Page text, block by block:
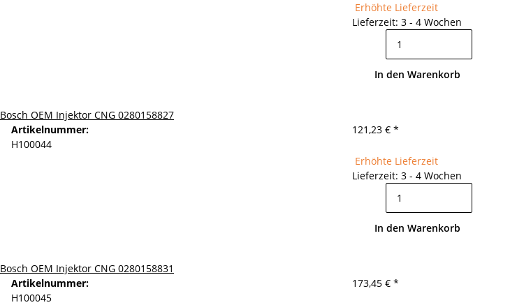
Erhöhte Lieferzeit
Lieferzeit: 3 - 4 Wochen
In den Warenkorb
Bosch OEM Injektor CNG 0280158827
Artikelnummer:
H100044
121,23 € *
Erhöhte Lieferzeit
Lieferzeit: 3 - 4 Wochen
In den Warenkorb
Bosch OEM Injektor CNG 0280158831
Artikelnummer:
H100045
173,45 € *